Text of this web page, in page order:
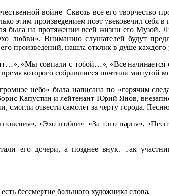
войне. Сквозь все его творчество
этим произведением поэт увековечил себя в
была на протяжении всей жизни его Музой.
любви». Вниманию слушателей будут
произведений, нашла отклик в душе каждого
«Мы совпали с тобой…», «Все
которого собравшиеся почтили минутой
небо» была написана по «горячим
Капустин и лейтенант Юрий Янов,
отвести самолет за черту города.
«Эхо любви», «За того парня»,
его дочери, а позднее внук. Так
бессмертие большого художника слова.